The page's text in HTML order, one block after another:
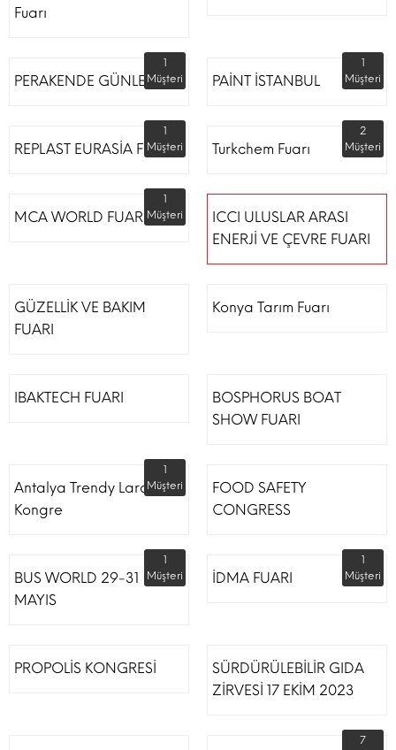
Fuarı
PERAKENDE GÜNLERİ
1
Müşteri
PAİNT İSTANBUL
1
Müşteri
REPLAST EURASİA FUARI
1
Müşteri
Turkchem Fuarı
2
Müşteri
MCA WORLD FUARI
1
Müşteri
ICCI ULUSLAR ARASI
ENERJİ VE ÇEVRE FUARI
GÜZELLİK VE BAKIM
FUARI
Konya Tarım Fuarı
IBAKTECH FUARI
BOSPHORUS BOAT
SHOW FUARI
Antalya Trendy Lara Otel
Kongre
1
Müşteri
FOOD SAFETY
CONGRESS
BUS WORLD 29-31
MAYIS
1
Müşteri
İDMA FUARI
1
Müşteri
PROPOLİS KONGRESİ
SÜRDÜRÜLEBİLİR GIDA
ZİRVESİ 17 EKİM 2023
7